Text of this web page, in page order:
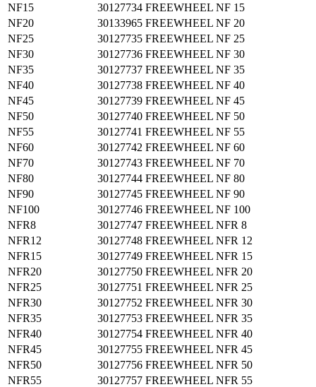
NF15
30127734 FREEWHEEL NF 15
NF20
30133965 FREEWHEEL NF 20
NF25
30127735 FREEWHEEL NF 25
NF30
30127736 FREEWHEEL NF 30
NF35
30127737 FREEWHEEL NF 35
NF40
30127738 FREEWHEEL NF 40
NF45
30127739 FREEWHEEL NF 45
NF50
30127740 FREEWHEEL NF 50
NF55
30127741 FREEWHEEL NF 55
NF60
30127742 FREEWHEEL NF 60
NF70
30127743 FREEWHEEL NF 70
NF80
30127744 FREEWHEEL NF 80
NF90
30127745 FREEWHEEL NF 90
NF100
30127746 FREEWHEEL NF 100
NFR8
30127747 FREEWHEEL NFR 8
NFR12
30127748 FREEWHEEL NFR 12
NFR15
30127749 FREEWHEEL NFR 15
NFR20
30127750 FREEWHEEL NFR 20
NFR25
30127751 FREEWHEEL NFR 25
NFR30
30127752 FREEWHEEL NFR 30
NFR35
30127753 FREEWHEEL NFR 35
NFR40
30127754 FREEWHEEL NFR 40
NFR45
30127755 FREEWHEEL NFR 45
NFR50
30127756 FREEWHEEL NFR 50
NFR55
30127757 FREEWHEEL NFR 55